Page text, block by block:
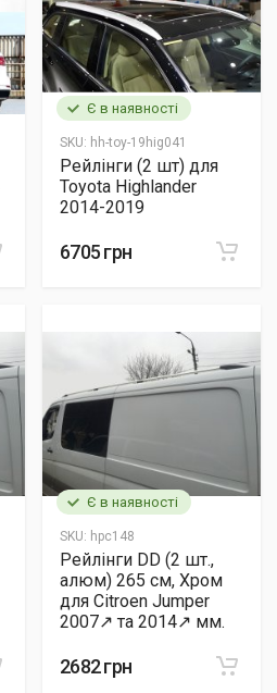
Є в наявності
SKU: hh-toy-19hig041
Рейлінги (2 шт) для
Toyota Highlander
2014-2019
6705 грн
Є в наявності
SKU: hpc148
Рейлінги DD (2 шт.,
алюм) 265 см, Хром
для Citroen Jumper
2007↗ та 2014↗ мм.
2682 грн